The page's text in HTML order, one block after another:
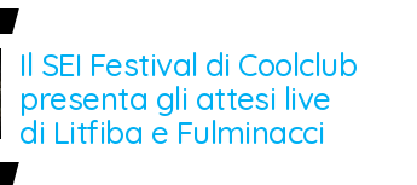
Il SEI Festival di Coolclub
presenta gli attesi live
di Litfiba e Fulminacci